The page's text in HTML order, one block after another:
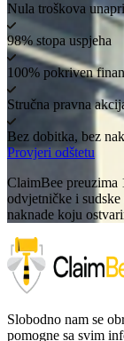
Nula troškova
98% stopa uspjeha
100% pokriven
Stručna pravna
Bez dobitka, bez
Provjeri odštetu
ClaimBee preuzima
odvjetničke i
naknade koju
Slobodno nam se
pomogne sa svim